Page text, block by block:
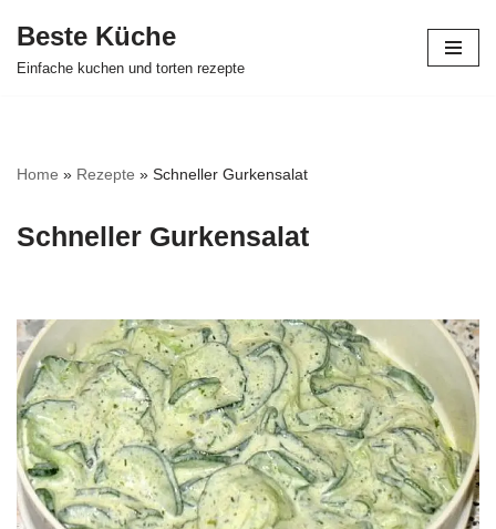
Zum
Beste Küche
Einfache kuchen und torten rezepte
Home » Rezepte » Schneller Gurkensalat
Schneller Gurkensalat